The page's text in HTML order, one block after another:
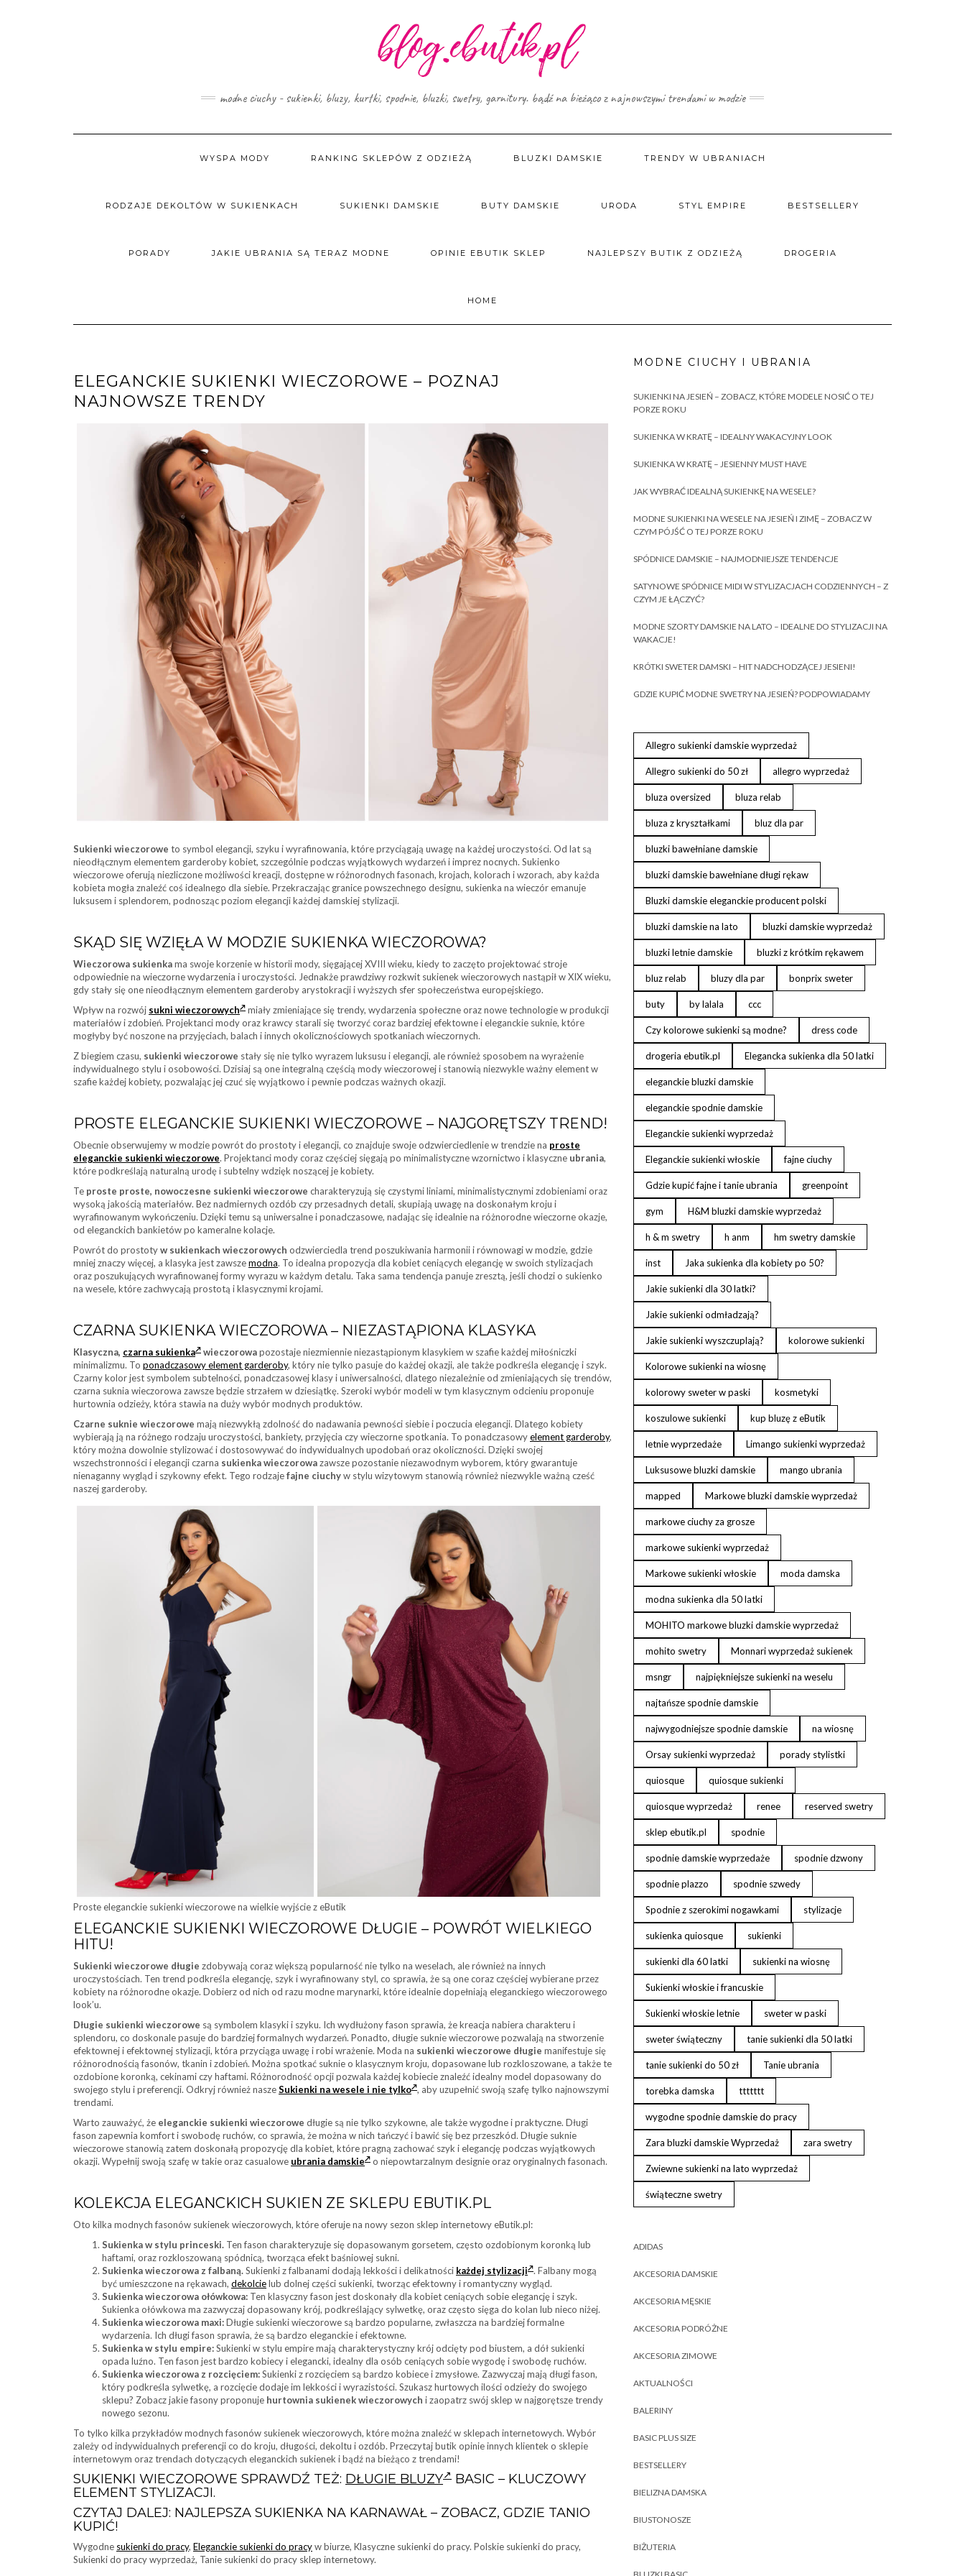
modne ciuchy - sukienki, bluzy, kurtki, spodnie, bluzki, swetry, garnitury. bądź na bieżąco z najnowszymi trendami w modzie
WYSPA MODY RANKING SKLEPÓW Z ODZIEŻĄ BLUZKI DAMSKIE TRENDY W UBRANIACH
RODZAJE DEKOLTÓW W SUKIENKACH SUKIENKI DAMSKIE BUTY DAMSKIE URODA STYL EMPIRE BESTSELLERY
PORADY JAKIE UBRANIA SĄ TERAZ MODNE OPINIE EBUTIK SKLEP NAJLEPSZY BUTIK Z ODZIEŻĄ DROGERIA
HOME
ELEGANCKIE SUKIENKI WIECZOROWE – POZNAJ
NAJNOWSZE TRENDY
Sukienki wieczorowe to symbol elegancji, szyku i wyrafinowania, które przyciągają uwagę na każdej uroczystości. Od lat są
nieodłącznym elementem garderoby kobiet, szczególnie podczas wyjątkowych wydarzeń i imprez nocnych. Sukienko
wieczorowe oferują niezliczone możliwości kreacji, dostępne w różnorodnych fasonach, krojach, kolorach i wzorach, aby każda
kobieta mogła znaleźć coś idealnego dla siebie. Przekraczając granice powszechnego designu, sukienka na wieczór emanuje
luksusem i splendorem, podnosząc poziom elegancji każdej damskiej stylizacji.
SKĄD SIĘ WZIĘŁA W MODZIE SUKIENKA WIECZOROWA?
Wieczorowa sukienkama swoje korzenie w historii mody, sięgającej XVIII wieku, kiedy to zaczęto projektować stroje
odpowiednie na wieczorne wydarzenia i uroczystości. Jednakże prawdziwy rozkwit sukienek wieczorowych nastąpił w XIX wieku,
gdy stały się one nieodłącznym elementem garderoby arystokracji i wyższych sfer społeczeństwa europejskiego.
Wpływ na rozwój sukni wieczorowych
miały zmieniające się trendy, wydarzenia społeczne oraz nowe technologie w produkcji
materiałów i zdobień. Projektanci mody oraz krawcy starali się tworzyć coraz bardziej efektowne i eleganckie suknie, które
mogłyby być noszone na przyjęciach, balach i innych okolicznościowych spotkaniach wieczornych.
Z biegiem czasu, sukienki wieczorowe stały się nie tylko wyrazem luksusu i elegancji, ale również sposobem na wyrażenie
indywidualnego stylu i osobowości. Dzisiaj są one integralną częścią mody wieczorowej i stanowią niezwykle ważny element w
szafie każdej kobiety, pozwalając jej czuć się wyjątkowo i pewnie podczas ważnych okazji.
PROSTE ELEGANCKIE SUKIENKI WIECZOROWE – NAJGORĘTSZY TREND!
Obecnie obserwujemy w modzie powrót do prostoty i elegancji, co znajduje swoje odzwierciedlenie w trendzie na proste
eleganckie sukienki wieczorowe. Projektanci mody coraz częściej sięgają po minimalistyczne wzornictwo i klasyczne ubrania,
które podkreślają naturalną urodę i subtelny wdzięk noszącej je kobiety.
Te proste proste, nowoczesne sukienki wieczorowe charakteryzują się czystymi liniami, minimalistycznymi zdobieniami oraz
wysoką jakością materiałów. Bez nadmiernych ozdób czy przesadnych detali, skupiają uwagę na doskonałym kroju i
wyrafinowanym wykończeniu. Dzięki temu są uniwersalne i ponadczasowe, nadając się idealnie na różnorodne wieczorne okazje,
od eleganckich bankietów po kameralne kolacje.
Powrót do prostotyw sukienkach wieczorowych odzwierciedla trend poszukiwania harmonii i równowagi w modzie, gdzie
mniej znaczy więcej, a klasyka jest zawszemodna. To idealna propozycja dla kobiet ceniących elegancję w swoich stylizacjach
oraz poszukujących wyrafinowanej formy wyrazu w każdym detalu. Taka sama tendencja panuje zresztą, jeśli chodzi o sukienko
na wesele, które zachwycają prostotą i klasycznymi krojami.
CZARNA SUKIENKA WIECZOROWA – NIEZASTĄPIONA KLASYKA
Klasyczna, czarna sukienka wieczorowapozostaje niezmiennie niezastąpionym klasykiem w szafie każdej miłośniczki
minimalizmu. To ponadczasowy element garderoby, który nie tylko pasuje do każdej okazji, ale także podkreśla elegancję i szyk.
Czarny kolor jest symbolem subtelności, ponadczasowej klasy i uniwersalności, dlatego niezależnie od zmieniających się trendów,
czarna suknia wieczorowa zawsze będzie strzałem w dziesiątkę. Szeroki wybór modeli w tym klasycznym odcieniu proponuje
hurtownia odzieży, która stawia na duży wybór modnych produktów.
Czarne suknie wieczorowe mają niezwykłą zdolność do nadawania pewności siebie i poczucia elegancji. Dlatego kobiety
wybierają ją na różnego rodzaju uroczystości, bankiety, przyjęcia czy wieczorne spotkania. To ponadczasowyelement garderoby,
który można dowolnie stylizować i dostosowywać do indywidualnych upodobań oraz okoliczności. Dzięki swojej
wszechstronności i elegancji czarna sukienka wieczorowazawsze pozostanie niezawodnym wyborem, który gwarantuje
nienaganny wygląd i szykowny efekt. Tego rodzajefajne ciuchyw stylu wizytowym stanowią również niezwykle ważną cześć
naszej garderoby.
Proste eleganckie sukienki wieczorowe na wielkie wyjście z eButik
ELEGANCKIE SUKIENKI WIECZOROWE DŁUGIE – POWRÓT WIELKIEGO
HITU!
Sukienki wieczorowe długie zdobywają coraz większą popularność nie tylko na weselach, ale również na innych
uroczystościach. Ten trend podkreśla elegancję, szyk i wyrafinowany styl, co sprawia, że są one coraz częściej wybierane przez
kobiety na różnorodne okazje. Dobierz od nich od razu modne marynarki, które idealnie dopełniają eleganckiego wieczorowego
look’u.
Długie sukienki wieczorowe są symbolem klasyki i szyku. Ich wydłużony fason sprawia, że kreacja nabiera charakteru i
splendoru, co doskonale pasuje do bardziej formalnych wydarzeń. Ponadto, długie suknie wieczorowe pozwalają na stworzenie
efektownej i efektownej stylizacji, która przyciąga uwagę i robi wrażenie. Moda na sukienki wieczorowe długie manifestuje się
różnorodnością fasonów, tkanin i zdobień. Można spotkać suknie o klasycznym kroju, dopasowane lub rozkloszowane, a także te
ozdobione koronką, cekinami czy haftami. Różnorodność opcji pozwala każdej kobiecie znaleźć idealny model dopasowany do
swojego stylu i preferencji. Odkryj również naszeSukienki na wesele i nie tylko , aby uzupełnić swoją szafę tylko najnowszymi
trendami.
Warto zauważyć, że eleganckie sukienki wieczorowe długie są nie tylko szykowne, ale także wygodne i praktyczne. Długi
fason zapewnia komfort i swobodę ruchów, co sprawia, że można w nich tańczyć i bawić się bez przeszkód. Długie suknie
wieczorowe stanowią zatem doskonałą propozycję dla kobiet, które pragną zachować szyk i elegancję podczas wyjątkowych
okazji. Wypełnij swoją szafę w takie oraz casualowe ubrania damskie o niepowtarzalnym designie oraz oryginalnych fasonach.
KOLEKCJA ELEGANCKICH SUKIEN ZE SKLEPU EBUTIK.PL
Oto kilka modnych fasonów sukienek wieczorowych, które oferuje na nowy sezon sklep internetowy eButik.pl:
Sukienka w stylu princeski. Ten fason charakteryzuje się dopasowanym gorsetem, często ozdobionym koronką lub
haftami, oraz rozkloszowaną spódnicą, tworząca efekt baśniowej sukni.
Sukienka wieczorowa z falbaną.Sukienki z falbanami dodają lekkości i delikatności każdej stylizacji . Falbany mogą
być umieszczone na rękawach, dekolcielub dolnej części sukienki, tworząc efektowny i romantyczny wygląd.
Sukienka wieczorowa ołówkowa: Ten klasyczny fason jest doskonały dla kobiet ceniących sobie elegancję i szyk.
Sukienka ołówkowa ma zazwyczaj dopasowany krój, podkreślający sylwetkę, oraz często sięga do kolan lub nieco niżej.
Sukienka wieczorowa maxi:Długie sukienki wieczorowe są bardzo popularne, zwłaszcza na bardziej formalne
wydarzenia. Ich długi fason sprawia, że są bardzo eleganckie i efektowne.
Sukienka w stylu empire:Sukienki w stylu empire mają charakterystyczny krój odcięty pod biustem, a dół sukienki
opada luźno. Ten fason jest bardzo kobiecy i elegancki, idealny dla osób ceniących sobie wygodę i swobodę ruchów.
Sukienka wieczorowa z rozcięciem:Sukienki z rozcięciem są bardzo kobiece i zmysłowe. Zazwyczaj mają długi fason,
który podkreśla sylwetkę, a rozcięcie dodaje im lekkości i wyrazistości. Szukasz hurtowych ilości odzieży do swojego
sklepu? Zobacz jakie fasony proponuje hurtownia sukienek wieczorowych i zaopatrz swój sklep w najgorętsze trendy
nowego sezonu.
To tylko kilka przykładów modnych fasonów sukienek wieczorowych, które można znaleźć w sklepach internetowych. Wybór
zależy od indywidualnych preferencji co do kroju, długości, dekoltu i ozdób. Przeczytaj butik opinie innych klientek o sklepie
internetowym oraz trendach dotyczących eleganckich sukienek i bądź na bieżąco z trendami!
SUKIENKI WIECZOROWE SPRAWDŹ TEŻ: DŁUGIE BLUZY
BASIC – KLUCZOWY
ELEMENT STYLIZACJI.
CZYTAJ DALEJ: NAJLEPSZA SUKIENKA NA KARNAWAŁ – ZOBACZ, GDZIE TANIO
KUPIĆ!
Wygodne sukienki do pracy, Eleganckie sukienki do pracyw biurze, Klasyczne sukienki do pracy. Polskie sukienki do pracy,
Sukienki do pracy wyprzedaż, Tanie sukienki do pracy sklep internetowy.
MODNE CIUCHY I UBRANIA
SUKIENKI NA JESIEŃ – ZOBACZ, KTÓRE MODELE NOSIĆ O TEJ
PORZE ROKU
SUKIENKA W KRATĘ – IDEALNY WAKACYJNY LOOK
SUKIENKA W KRATĘ – JESIENNY MUST HAVE
JAK WYBRAĆ IDEALNĄ SUKIENKĘ NA WESELE?
MODNE SUKIENKI NA WESELE NA JESIEŃ I ZIMĘ – ZOBACZ W
CZYM PÓJŚĆ O TEJ PORZE ROKU
SPÓDNICE DAMSKIE – NAJMODNIEJSZE TENDENCJE
SATYNOWE SPÓDNICE MIDI W STYLIZACJACH CODZIENNYCH – Z
CZYM JE ŁĄCZYĆ?
MODNE SZORTY DAMSKIE NA LATO – IDEALNE DO STYLIZACJI NA
WAKACJE!
KRÓTKI SWETER DAMSKI – HIT NADCHODZĄCEJ JESIENI!
GDZIE KUPIĆ MODNE SWETRY NA JESIEŃ? PODPOWIADAMY
Allegro sukienki damskie wyprzedaż
Allegro sukienki do 50 zł allegro wyprzedaż
bluza oversized bluza relab
bluza z kryształkami bluz dla par
bluzki bawełniane damskie
bluzki damskie bawełniane długi rękaw
Bluzki damskie eleganckie producent polski
bluzki damskie na lato bluzki damskie wyprzedaż
bluzki letnie damskie bluzki z krótkim rękawem
bluz relab bluzy dla par bonprix sweter
buty by lalala ccc
Czy kolorowe sukienki są modne? dress code
drogeria ebutik.pl Elegancka sukienka dla 50 latki
eleganckie bluzki damskie
eleganckie spodnie damskie
Eleganckie sukienki wyprzedaż
Eleganckie sukienki włoskie fajne ciuchy
Gdzie kupić fajne i tanie ubrania greenpoint
gym H&M bluzki damskie wyprzedaż
h & m swetry h anm hm swetry damskie
inst Jaka sukienka dla kobiety po 50?
Jakie sukienki dla 30 latki?
Jakie sukienki odmładzają?
Jakie sukienki wyszczuplają? kolorowe sukienki
Kolorowe sukienki na wiosnę
kolorowy sweter w paski kosmetyki
koszulowe sukienki kup bluzę z eButik
letnie wyprzedaże Limango sukienki wyprzedaż
Luksusowe bluzki damskie mango ubrania
mapped Markowe bluzki damskie wyprzedaż
markowe ciuchy za grosze
markowe sukienki wyprzedaż
Markowe sukienki włoskie moda damska
modna sukienka dla 50 latki
MOHITO markowe bluzki damskie wyprzedaż
mohito swetry Monnari wyprzedaż sukienek
msngr najpiękniejsze sukienki na weselu
najtańsze spodnie damskie
najwygodniejsze spodnie damskie na wiosnę
Orsay sukienki wyprzedaż porady stylistki
quiosque quiosque sukienki
quiosque wyprzedaż renee reserved swetry
sklep ebutik.pl spodnie
spodnie damskie wyprzedaże spodnie dzwony
spodnie plazzo spodnie szwedy
Spodnie z szerokimi nogawkami stylizacje
sukienka quiosque sukienki
sukienki dla 60 latki sukienki na wiosnę
Sukienki włoskie i francuskie
Sukienki włoskie letnie sweter w paski
sweter świąteczny tanie sukienki dla 50 latki
tanie sukienki do 50 zł Tanie ubrania
torebka damska ttttttt
wygodne spodnie damskie do pracy
Zara bluzki damskie Wyprzedaż zara swetry
Zwiewne sukienki na lato wyprzedaż
świąteczne swetry
ADIDAS
AKCESORIA DAMSKIE
AKCESORIA MĘSKIE
AKCESORIA PODRÓŻNE
AKCESORIA ZIMOWE
AKTUALNOŚCI
BALERINY
BASIC PLUS SIZE
BESTSELLERY
BIELIZNA DAMSKA
BIUSTONOSZE
BIŻUTERIA